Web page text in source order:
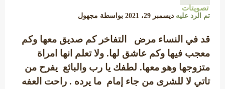
تصويتات
تم الرد عليه ديسمبر 29، 2021 بواسطة مجهول
قد في النساء مرض التفاخر كم صديق معها وكم
معجب فيها وكم عاشق لها. ولا تعلم انها امراة
متزوجها وهو معها. لطفك يا رب والبائع يفرح من
تاتي لا للشرى من جاء إمام ما يرده . راحت العفه